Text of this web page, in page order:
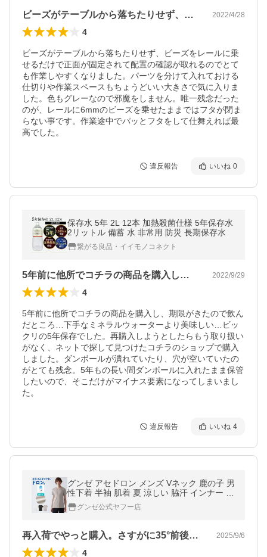
ビーズがテーブルから落ちたりせず、ビー… 2022/4/28
4
ビーズがテーブルから落ちたりせず、ビーズをレールに乗
せるだけで正面が固定されて配置の確認が取れるのでとて
も作業しやすくなりました。パーツを分けて入れておける
仕切りや作業スペースもちょうどいい大きさで気に入りま
した。色もグレーなので邪魔をしません。唯一残念だった
のが、レールに6mmのビーズを乗せたままではフタが閉ま
らない事です。作業途中でパッとフタをして仕舞えれば最
高でした。
違反報告 いいね 0
保存水 5年 2L 12本 加熱殺菌仕様 5年保存水
2リットル 備蓄 水 非常用 防災 長期保存水
繋がる良品・イイモノコネクト
5年前に他所でコチラの商品を購入し、期… 2022/9/29
4
5年前に他所でコチラの商品を購入し、期限がきたので飲ん
だところ…下手なミネラルウォーターより美味しい…ビッ
クリの5年保存でした。再購入しようとしたらもう取り扱い
がなく、ネットで探して見つけたコチラのショップで購入
しました。ダンボールが潰れていたり、穴が空いていたの
がとても残念。5年もの長い間ダンボールに入れたまま保管
したいので、そこだけがマイナス要素になってしまいまし
た。
違反報告 いいね 4
グンゼ アセドロン メンズ Vネック 鹿の子 男
性下着 半袖 肌着 夏 涼しい 脇汗 インナー V
首 部屋干し MCA715P M L LL
グンゼ公式ヤフー店
再入荷でやっと購入。さすがに35°前後… 2025/9/6
4